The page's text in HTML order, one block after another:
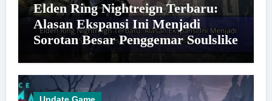
Elden Ring Nightreign Terbaru:
Alasan Ekspansi Ini Menjadi
Sorotan Besar Penggemar Soulslike
Update Game